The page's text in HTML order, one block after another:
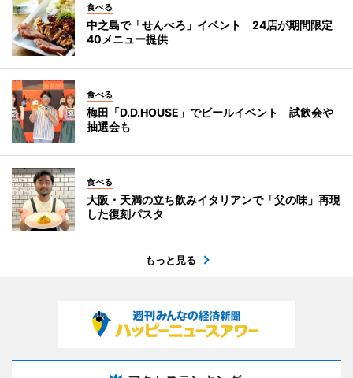
食べる
中之島で「せんべろ」イベント 24店が期間限定
40メニュー提供
食べる
梅田「D.D.HOUSE」でビールイベント 試飲会や
抽選会も
食べる
大阪・天満の立ち飲みイタリアンで「父の味」再現
した復刻パスタ
もっと見る